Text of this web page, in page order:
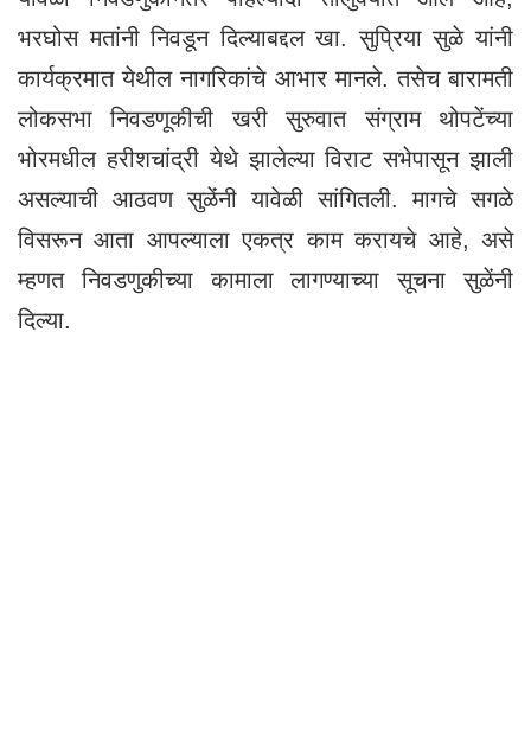
भरघोस मतांनी निवडून दिल्याबद्दल खा. सुप्रिया सुळे यांनी
कार्यक्रमात येथील नागरिकांचे आभार मानले. तसेच बारामती
लोकसभा निवडणूकीची खरी सुरुवात संग्राम थोपटेंच्या
भोरमधील हरीशचांद्री येथे झालेल्या विराट सभेपासून झाली
असल्याची आठवण सुळेंंनी यावेळी सांगितली. मागचे सगळे
विसरून आता आपल्याला एकत्र काम करायचे आहे, असे
म्हणत निवडणुकीच्या कामाला लागण्याच्या सूचना सुळेंनी
दिल्या.